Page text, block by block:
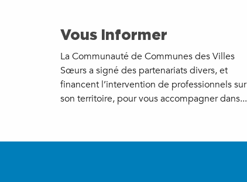
Vous informer
La Communauté de Communes des Villes
Sœurs a signé des partenariats divers, et
financent l’intervention de professionnels sur
son territoire, pour vous accompagner dans...